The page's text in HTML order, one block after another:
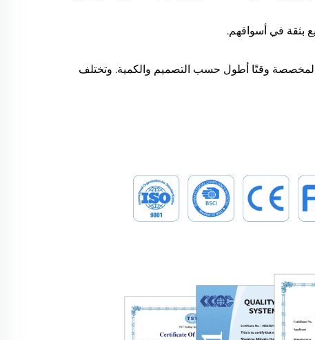
بثقة في أسواقهم.
الطلبات المخصصة وقتًا أطول حسب التصميم والكمية. وتختلف